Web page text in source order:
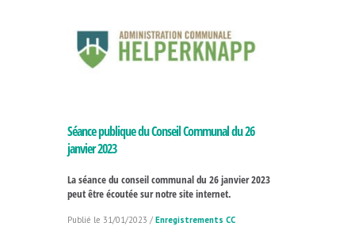
Séance publique du Conseil Communal du 26
janvier 2023
La séance du conseil communal du 26 janvier 2023
peut être écoutée sur notre site internet.
31/01/2023 / Enregistrements CC